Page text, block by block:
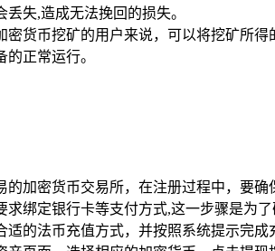
失,造成无法挽回的损失。
密货币挖矿的用户来说，可以将挖矿所
正常运行。
加密货币交易所，在注册过程中，要确
绑定银行卡等支付方式,这一步骤是为
的法币充值方式，并按照系统提示完